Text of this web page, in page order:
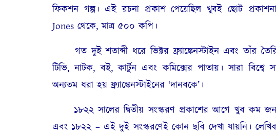
ফিকশন গল্প। এই রচনা প্রকাশ পেয়েছিল খুবই ছোট
Jones থেকে, মাত্র ৫০০ কপি।
গত দুই শতাব্দী ধরে ভিক্টর ফ্র্যাঙ্কেনস্টাইন এবং তাঁর
টিভি, নাটক, বই, কার্টুন এবং কমিক্সের পাতায়। সারা বিশ্বে
অন্যতম ধরা হয় ফ্র্যাঙ্কেনস্টাইনের ‘দানবকে’।
১৮২২ সালের দ্বিতীয় সংস্করণ প্রকাশের আগে খুব কম
এবং ১৮২২ – এই দুই সংস্করণেই কোন ছবি দেখা যায়নি।